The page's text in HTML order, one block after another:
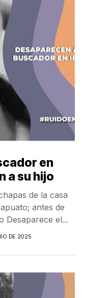
en
a su hijo
de la casa
antes de
Desaparece el...
DE 2025